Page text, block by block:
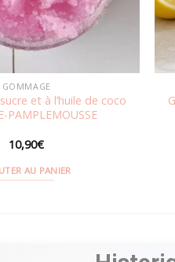
GOMMAGE
et à l’huile de coco
PAMPLEMOUSSE
10,90€
AU PANIER